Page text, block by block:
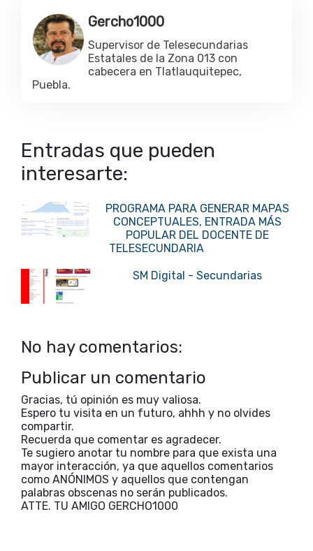
Gercho1000
Supervisor de Telesecundarias
Estatales de la Zona 013 con
cabecera en Tlatlauquitepec,
Puebla.
Entradas que pueden
interesarte:
PROGRAMA PARA GENERAR MAPAS
CONCEPTUALES, ENTRADA MÁS
POPULAR DEL DOCENTE DE
TELESECUNDARIA
SM Digital - Secundarias
No hay comentarios:
Publicar un comentario
Gracias, tú opinión es muy valiosa.
Espero tu visita en un futuro, ahhh y no olvides
compartir.
Recuerda que comentar es agradecer.
Te sugiero anotar tu nombre para que exista una
mayor interacción, ya que aquellos comentarios
como ANÓNIMOS y aquellos que contengan
palabras obscenas no serán publicados.
ATTE. TU AMIGO GERCHO1000